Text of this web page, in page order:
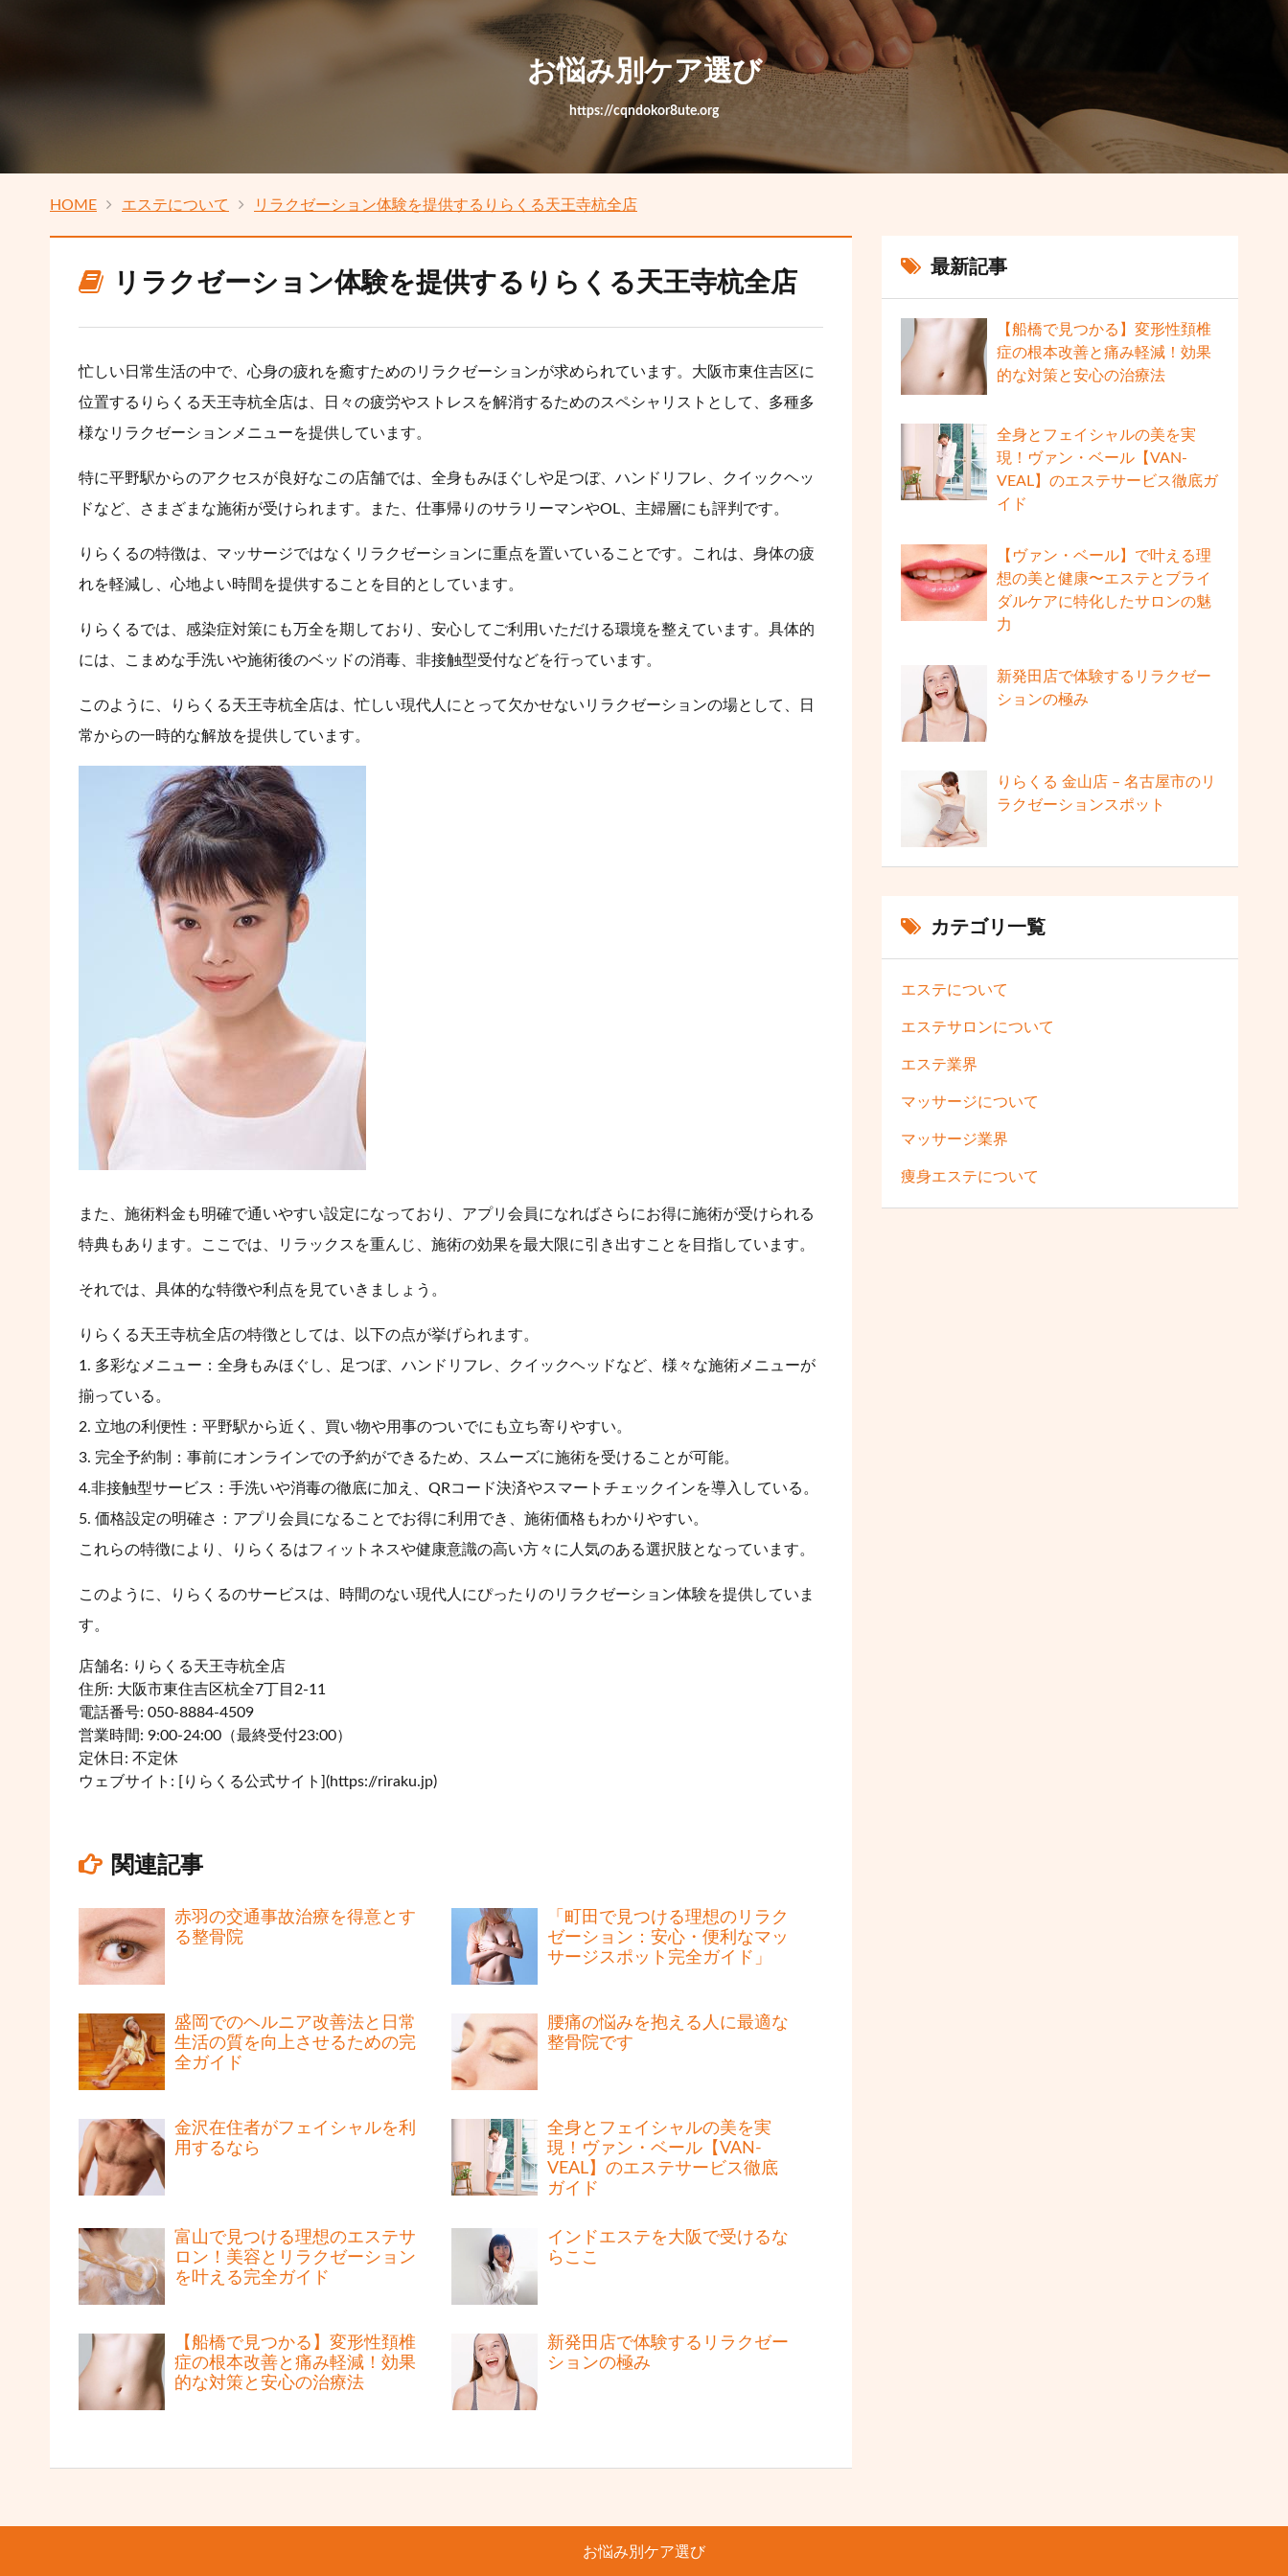
お悩み別ケア選び
https://cqndokor8ute.org
HOME エステについて リラクゼーション体験を提供するりらくる天王寺杭全店
リラクゼーション体験を提供するりらくる天王寺杭全店
忙しい日常生活の中で、心身の疲れを癒すためのリラクゼーションが求められています。大阪市東住吉区に
位置するりらくる天王寺杭全店は、日々の疲労やストレスを解消するためのスペシャリストとして、多種多
様なリラクゼーションメニューを提供しています。
特に平野駅からのアクセスが良好なこの店舗では、全身もみほぐしや足つぼ、ハンドリフレ、クイックヘッ
ドなど、さまざまな施術が受けられます。また、仕事帰りのサラリーマンやOL、主婦層にも評判です。
りらくるの特徴は、マッサージではなくリラクゼーションに重点を置いていることです。これは、身体の疲
れを軽減し、心地よい時間を提供することを目的としています。
りらくるでは、感染症対策にも万全を期しており、安心してご利用いただける環境を整えています。具体的
には、こまめな手洗いや施術後のベッドの消毒、非接触型受付などを行っています。
このように、りらくる天王寺杭全店は、忙しい現代人にとって欠かせないリラクゼーションの場として、日
常からの一時的な解放を提供しています。
また、施術料金も明確で通いやすい設定になっており、アプリ会員になればさらにお得に施術が受けられる
特典もあります。ここでは、リラックスを重んじ、施術の効果を最大限に引き出すことを目指しています。
それでは、具体的な特徴や利点を見ていきましょう。
りらくる天王寺杭全店の特徴としては、以下の点が挙げられます。
1. 多彩なメニュー：全身もみほぐし、足つぼ、ハンドリフレ、クイックヘッドなど、様々な施術メニューが
揃っている。
2. 立地の利便性：平野駅から近く、買い物や用事のついでにも立ち寄りやすい。
3. 完全予約制：事前にオンラインでの予約ができるため、スムーズに施術を受けることが可能。
4.非接触型サービス：手洗いや消毒の徹底に加え、QRコード決済やスマートチェックインを導入している。
5. 価格設定の明確さ：アプリ会員になることでお得に利用でき、施術価格もわかりやすい。
これらの特徴により、りらくるはフィットネスや健康意識の高い方々に人気のある選択肢となっています。
このように、りらくるのサービスは、時間のない現代人にぴったりのリラクゼーション体験を提供していま
す。
店舗名: りらくる天王寺杭全店
住所: 大阪市東住吉区杭全7丁目2-11
電話番号: 050-8884-4509
営業時間: 9:00-24:00（最終受付23:00）
定休日: 不定休
ウェブサイト: [りらくる公式サイト](https://riraku.jp)
関連記事
赤羽の交通事故治療を得意とす
る整骨院
「町田で見つける理想のリラク
ゼーション：安心・便利なマッ
サージスポット完全ガイド」
盛岡でのヘルニア改善法と日常
生活の質を向上させるための完
全ガイド
腰痛の悩みを抱える人に最適な
整骨院です
金沢在住者がフェイシャルを利
用するなら
全身とフェイシャルの美を実
現！ヴァン・ベール【VAN-
VEAL】のエステサービス徹底
ガイド
富山で見つける理想のエステサ
ロン！美容とリラクゼーション
を叶える完全ガイド
インドエステを大阪で受けるな
らここ
【船橋で見つかる】変形性頚椎
症の根本改善と痛み軽減！効果
的な対策と安心の治療法
新発田店で体験するリラクゼー
ションの極み
最新記事
【船橋で見つかる】変形性頚椎
症の根本改善と痛み軽減！効果
的な対策と安心の治療法
全身とフェイシャルの美を実
現！ヴァン・ベール【VAN-
VEAL】のエステサービス徹底ガ
イド
【ヴァン・ベール】で叶える理
想の美と健康〜エステとブライ
ダルケアに特化したサロンの魅
力
新発田店で体験するリラクゼー
ションの極み
りらくる 金山店 – 名古屋市のリ
ラクゼーションスポット
カテゴリ一覧
エステについて
エステサロンについて
エステ業界
マッサージについて
マッサージ業界
痩身エステについて
お悩み別ケア選び